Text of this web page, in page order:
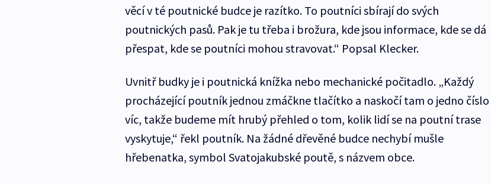
věcí v té poutnické budce je razítko. To poutníci sbírají do svých
poutnických pasů. Pak je tu třeba i brožura, kde jsou informace, kde se dá
přespat, kde se poutníci mohou stravovat.“ Popsal Klecker.
Uvnitř budky je i poutnická knížka nebo mechanické počitadlo. „Každý
procházející poutník jednou zmáčkne tlačítko a naskočí tam o jedno číslo
víc, takže budeme mít hrubý přehled o tom, kolik lidí se na poutní trase
vyskytuje,“ řekl poutník. Na žádné dřevěné budce nechybí mušle
hřebenatka, symbol Svatojakubské poutě, s názvem obce.